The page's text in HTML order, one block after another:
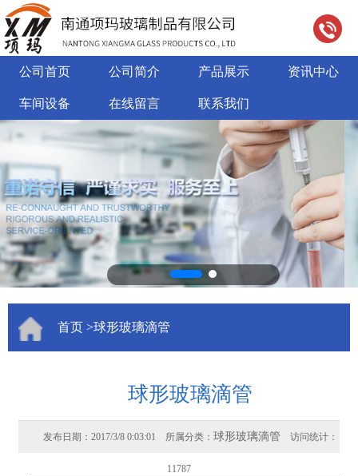
公司首页 公司简介 产品展示 资讯中心
车间设备 在线留言 联系我们
首页>球形玻璃滴管
球形玻璃滴管
发布日期：2017/3/8 0:03:01 所属分类： 球形玻璃滴管 访问统计：
11787